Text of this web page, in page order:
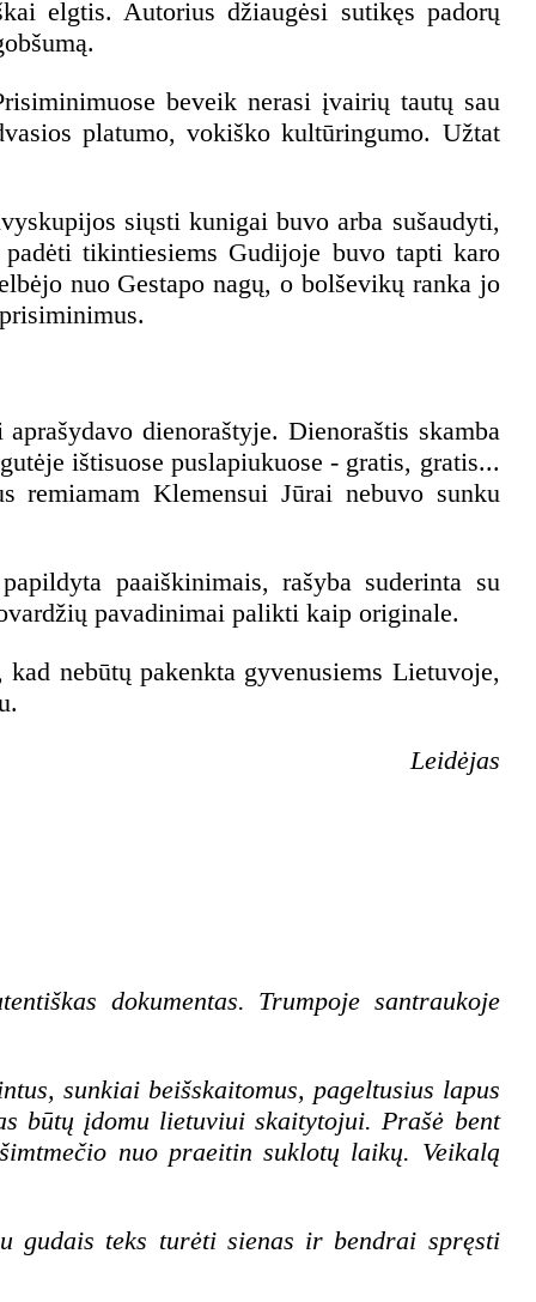
elgtis. Autorius džiaugėsi sutikęs padorų
beveik nerasi įvairių tautų sau
platumo, vokiško kultūringumo. Užtat
siųsti kunigai buvo arba sušaudyti,
tikintiesiems Gudijoje buvo tapti karo
nuo Gestapo nagų, o bolševikų ranka jo
dienoraštyje. Dienoraštis skamba
ištisuose puslapiukuose - gratis, gratis...
remiamam Klemensui Jūrai nebuvo sunku
paaiškinimais, rašyba suderinta su
pavadinimai palikti kaip originale.
nebūtų pakenkta gyvenusiems Lietuvoje,
Leidėjas
dokumentas. Trumpoje santraukoje
sunkiai beišskaitomus, pageltusius lapus
būtų įdomu lietuviui skaitytojui. Prašė bent
nuo praeitin suklotų laikų. Veikalą
gudais teks turėti sienas ir bendrai spręsti